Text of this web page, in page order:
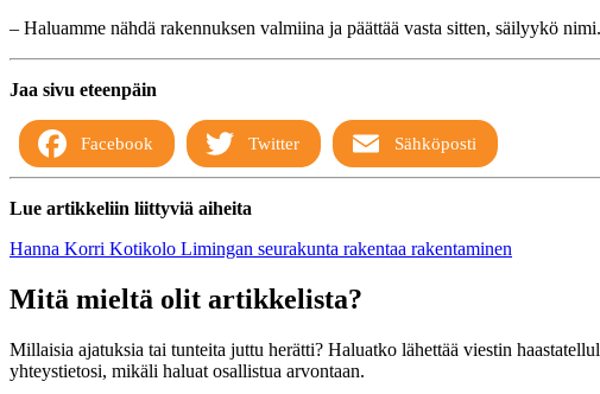
– Haluamme nähdä rakennuksen valmiina ja päättää vasta sitten, säilyykö
Jaa sivu eteenpäin
Facebook Twitter Sähköposti
Lue artikkeliin liittyviä aiheita
Hanna Korri Kotikolo Limingan seurakunta rakentaa rakentaminen
Mitä mieltä olit artikkelista?
Millaisia ajatuksia tai tunteita juttu herätti? Haluatko lähettää viestin
yhteystietosi, mikäli haluat osallistua arvontaan.